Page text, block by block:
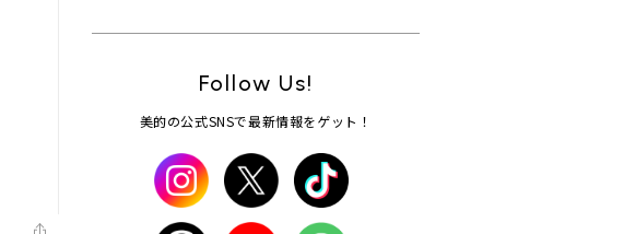
Follow Us!
美的の公式SNSで最新情報をゲット！